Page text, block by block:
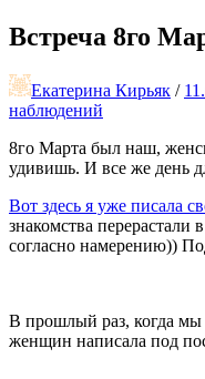
Встреча 8го
Екатерина Кирьяк /
наблюдений
8го Марта был наш,
удивишь. И все же день
Вот здесь я уже писала
знакомства
согласно намерению))
В прошлый раз, когда мы
женщин написала под